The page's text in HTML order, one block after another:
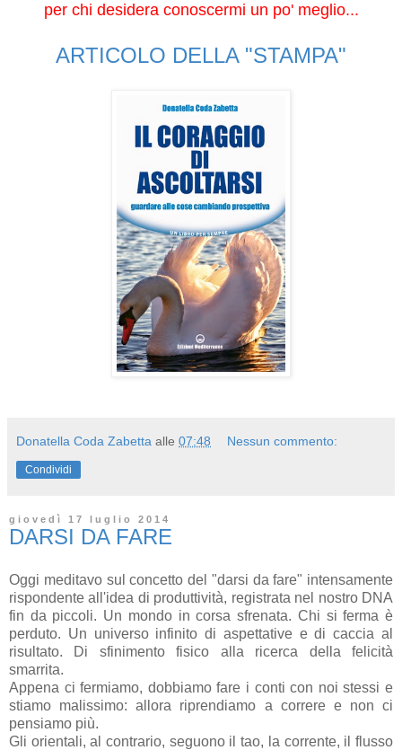
per chi desidera conoscermi un po' meglio...
ARTICOLO DELLA "STAMPA"
Donatella Coda Zabetta alle 07:48 Nessun commento:
Condividi
giovedì 17 luglio 2014
DARSI DA FARE
Oggi meditavo sul concetto del "darsi da fare" intensamente
rispondente all'idea di produttività, registrata nel nostro DNA
fin da piccoli. Un mondo in corsa sfrenata. Chi si ferma è
perduto. Un universo infinito di aspettative e di caccia al
risultato. Di sfinimento fisico alla ricerca della felicità
smarrita.
Appena ci fermiamo, dobbiamo fare i conti con noi stessi e
stiamo malissimo: allora riprendiamo a correre e non ci
pensiamo più.
Gli orientali, al contrario, seguono il tao, la corrente, il flusso